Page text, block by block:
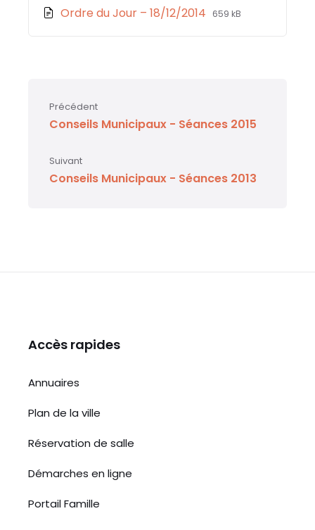
pdf
Ordre du Jour – 18/12/2014 File
File
659 kB
Précédent
Conseils Municipaux - Séances 2015
Suivant
Conseils Municipaux - Séances 2013
Accès rapides
Annuaires
Plan de la ville
Réservation de salle
Démarches en ligne
Portail Famille